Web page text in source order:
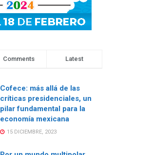
Comments Latest
Cofece: más allá de las
críticas presidenciales, un
pilar fundamental para la
economía mexicana
15 DICIEMBRE, 2023